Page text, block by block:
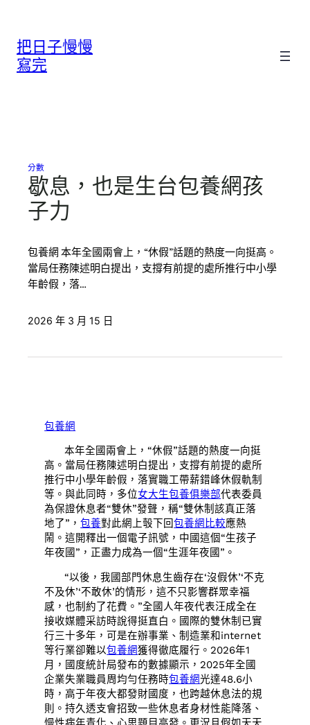
把日子慢慢
寫完
分數
歇息，也是生台包養網孩
子力
包養網 本年全國兩會上，“休假”話題的熱度一向挺高。
當局任務陳述明白提出，支撐有前提的處所推行中小學
年齡假，落…
2026 年 3 月 15 日
包養網
本年全國兩會上，“休假”話題的熱度一向挺
高。當局任務陳述明白提出，支撐有前提的處所
推行中小學年齡假，落實職工帶薪錯峰休假軌制
等。與此同時，多位女大生包養俱樂部代表委員
為保證休息者“雙休”發聲，稱“雙休制該真正落
地了”，包養對此網上彀下回包養網比較應熱
鬧。這開釋出一個電子訊號，中國這個“生孩子
年夜國”，正盡力成為一個“生涯年夜國”。
“以後，我國部門休息生齒存在‘沒假休’‘不克
不及休’‘不敢休’的情形，這不只影響群眾幸福
感，也制約了花費。”全國人年夜代表汪成全在
接收媒體采訪時說得挺直白。國際的雙休制已實
行三十多年，可是在辦事業、制造業和internet
等行業卻難以包養網獲得徹底履行。2026年1
月，國度統計局發布的數據顯示，2025年全國
企業失業職員周均勻任務時包養網光達48.6小
時，高于年夜大都發財國度，也跨越休息法的規
則。持久透支會招致一些休息者身材性能降落、